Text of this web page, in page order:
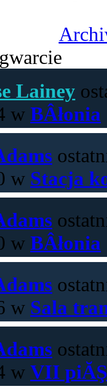
Lainey
w BÂłonia
w Stacja
w BÂłonia
w Sala
w VII